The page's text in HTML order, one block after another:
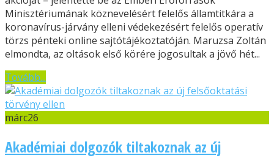
Minisztériumának köznevelésért felelős államtitkára a
koronavírus-járvány elleni védekezésért felelős operatív
törzs pénteki online sajtótájékoztatóján. Maruzsa Zoltán
elmondta, az oltások első körére jogosultak a jövő hét...
Tovább...
márc26
Akadémiai dolgozók tiltakoznak az új